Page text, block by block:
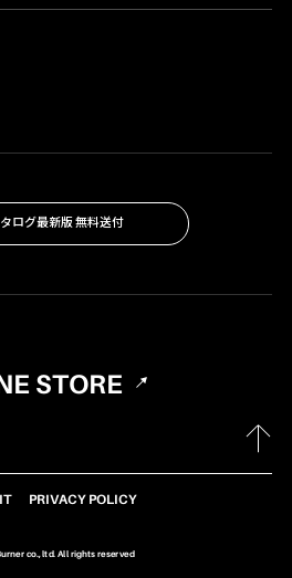
ログ最新版 無料送付
STORE
PRIVACY POLICY
co., ltd. All rights reserved